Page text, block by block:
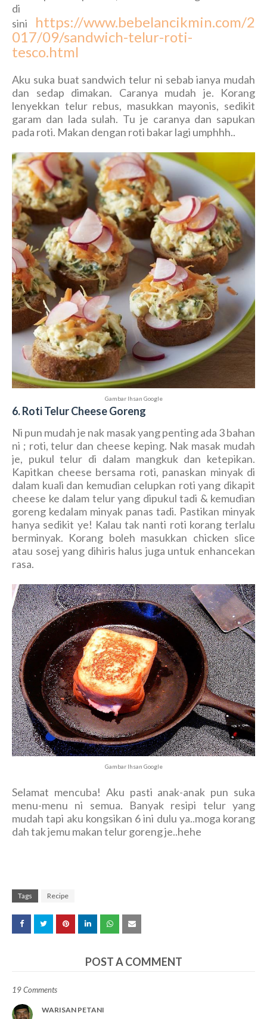
di
sini https://www.bebelancikmin.com/2
017/09/sandwich-telur-roti-
tesco.html
Aku suka buat sandwich telur ni sebab ianya mudah
dan sedap dimakan. Caranya mudah je. Korang
lenyekkan telur rebus, masukkan mayonis, sedikit
garam dan lada sulah. Tu je caranya dan sapukan
pada roti. Makan dengan roti bakar lagi umphhh..
Gambar Ihsan Google
6. Roti Telur Cheese Goreng
Ni pun mudah je nak masak yang penting ada 3 bahan
ni ; roti, telur dan cheese keping. Nak masak mudah
je, pukul telur di dalam mangkuk dan ketepikan.
Kapitkan cheese bersama roti, panaskan minyak di
dalam kuali dan kemudian celupkan roti yang dikapit
cheese ke dalam telur yang dipukul tadi & kemudian
goreng kedalam minyak panas tadi. Pastikan minyak
hanya sedikit ye! Kalau tak nanti roti korang terlalu
berminyak. Korang boleh masukkan chicken slice
atau sosej yang dihiris halus juga untuk enhancekan
rasa.
Gambar Ihsan Google
Selamat mencuba! Aku pasti anak-anak pun suka
menu-menu ni semua. Banyak resipi telur yang
mudah tapi aku kongsikan 6 ini dulu ya..moga korang
dah tak jemu makan telur goreng je..hehe
Tags Recipe
POST A COMMENT
19 Comments
WARISAN PETANI